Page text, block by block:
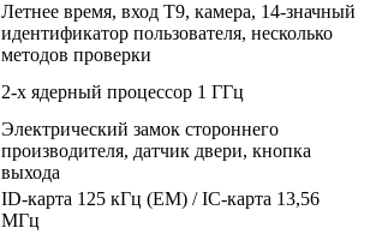
Летнее время, вход T9, камера, 14-значный
идентификатор пользователя, несколько
методов проверки
2-х ядерный процессор 1 ГГц
Электрический замок стороннего
производителя, датчик двери, кнопка
выхода
ID-карта 125 кГц (EM) / IC-карта 13,56
МГц